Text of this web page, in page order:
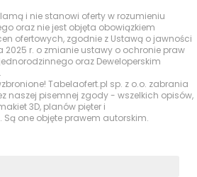
i nie stanowi oferty w rozumieniu
oraz nie jest objęta obowiązkiem
ofertowych, zgodnie z Ustawą o jawności
2025 r. o zmianie ustawy o ochronie praw
oraz Deweloperskim
Tabelaofert.pl sp. z o.o. zabrania
naszej pisemnej zgody - wszelkich opisów,
3D, planów pięter i
one objęte prawem autorskim.